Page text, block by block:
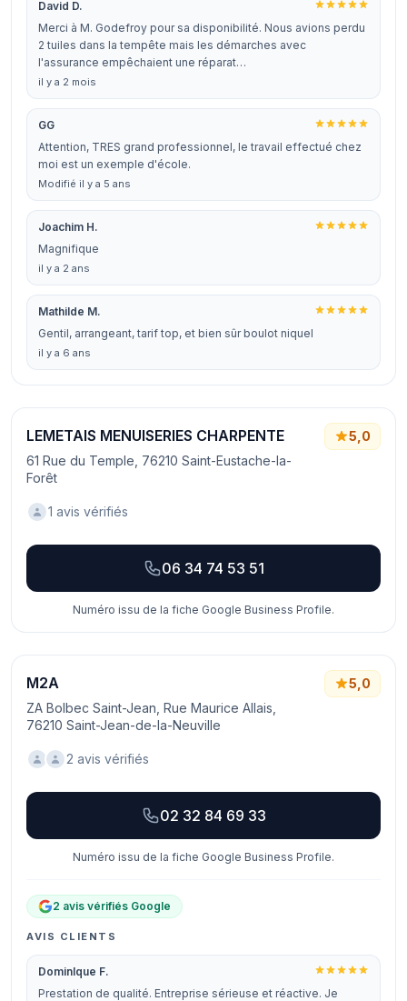
David D.
Merci à M. Godefroy pour sa disponibilité. Nous avions perdu
2 tuiles dans la tempête mais les démarches avec
l'assurance empêchaient une réparat…
il y a 2 mois
GG
Attention, TRES grand professionnel, le travail effectué chez
moi est un exemple d'école.
Modifié il y a 5 ans
Joachim H.
Magnifique
il y a 2 ans
Mathilde M.
Gentil, arrangeant, tarif top, et bien sûr boulot niquel
il y a 6 ans
LEMETAIS MENUISERIES CHARPENTE
61 Rue du Temple, 76210 Saint-Eustache-la-
Forêt
5,0
1 avis vérifiés
06 34 74 53 51
Numéro issu de la fiche Google Business Profile.
M2A
ZA Bolbec Saint-Jean, Rue Maurice Allais,
76210 Saint-Jean-de-la-Neuville
5,0
2 avis vérifiés
02 32 84 69 33
Numéro issu de la fiche Google Business Profile.
2 avis vérifiés Google
AVIS CLIENTS
DominIque F.
Prestation de qualité. Entreprise sérieuse et réactive. Je